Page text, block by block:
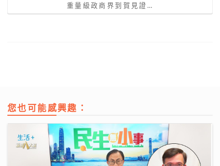
重量級政商界到賀見證…
您也可能感興趣：